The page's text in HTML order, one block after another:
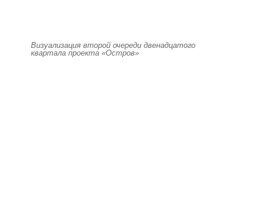
Визуализация второй очереди двенадцатого
квартала проекта «Остров»